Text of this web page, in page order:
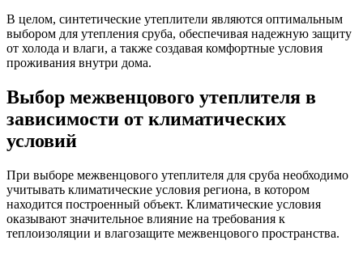
В целом, синтетические утеплители являются оптимальным
выбором для утепления сруба, обеспечивая надежную защиту
от холода и влаги, а также создавая комфортные условия
проживания внутри дома.
Выбор межвенцового утеплителя в
зависимости от климатических
условий
При выборе межвенцового утеплителя для сруба необходимо
учитывать климатические условия региона, в котором
находится построенный объект. Климатические условия
оказывают значительное влияние на требования к
теплоизоляции и влагозащите межвенцового пространства.